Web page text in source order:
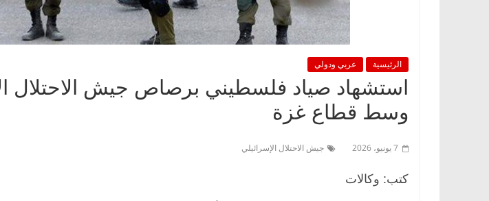
الرئيسية عربي ودولي
استشهاد صياد فلسطيني برصاص جيش الاحتلال
وسط قطاع غزة
7 يونيو، 2026 جيش الاحتلال الإسرائيلي
كتب: وكالات